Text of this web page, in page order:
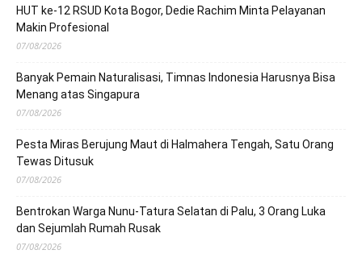
HUT ke-12 RSUD Kota Bogor, Dedie Rachim Minta Pelayanan
Makin Profesional
07/08/2026
Banyak Pemain Naturalisasi, Timnas Indonesia Harusnya Bisa
Menang atas Singapura
07/08/2026
Pesta Miras Berujung Maut di Halmahera Tengah, Satu Orang
Tewas Ditusuk
07/08/2026
Bentrokan Warga Nunu-Tatura Selatan di Palu, 3 Orang Luka
dan Sejumlah Rumah Rusak
07/08/2026